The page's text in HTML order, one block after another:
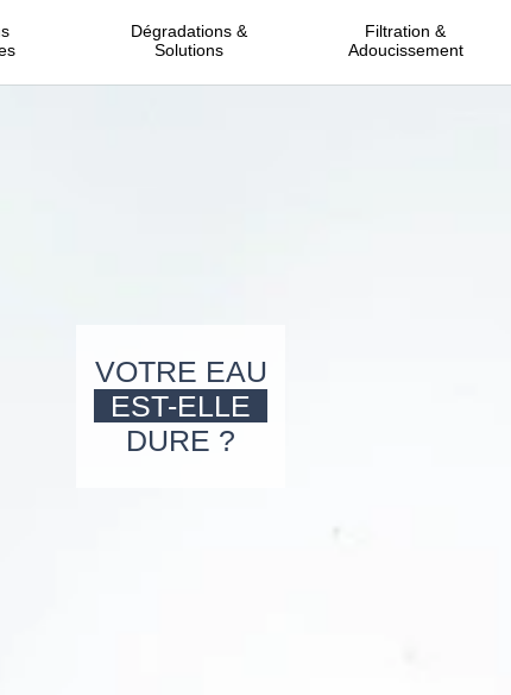
Dégradations &
Solutions
Filtration &
Adoucissement
VOTRE EAU
EST-ELLE
DURE ?